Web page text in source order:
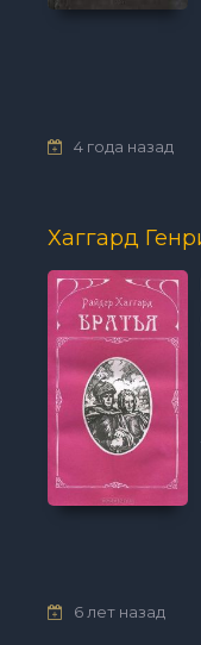
4 года назад
Хаггард
6 лет назад